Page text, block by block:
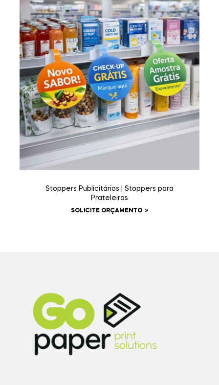
Stoppers Publicitários | Stoppers para
Prateleiras
SOLICITE ORÇAMENTO